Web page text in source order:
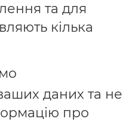
та для
кілька
даних та не
про